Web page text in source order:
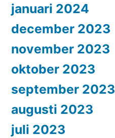
januari 2024
december 2023
november 2023
oktober 2023
september 2023
augusti 2023
juli 2023